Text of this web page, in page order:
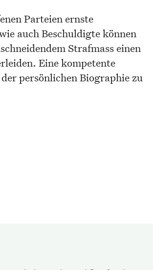
Parteien ernste
auch Beschuldigte können
Strafmass einen
Eine kompetente
persönlichen Biographie zu